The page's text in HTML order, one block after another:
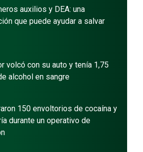
auxilios y DEA: una
que puede ayudar a salvar
volcó con su auto y tenía 1,75
alcohol en sangre
150 envoltorios de cocaína y
durante un operativo de